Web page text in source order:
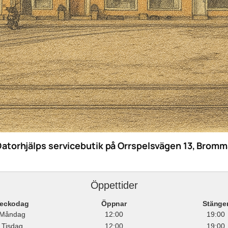
servicebutik på Orrspelsvägen 13,
Öppettider
Öppnar
12:00
19:00
Tisdag
12:00 19:00